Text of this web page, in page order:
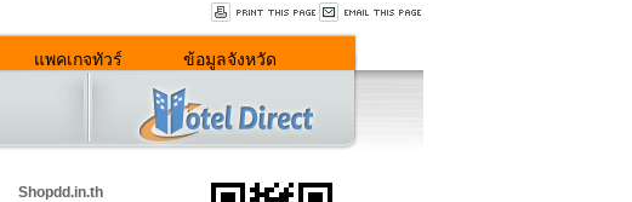
แพคเกจทัวร์ ข้อมูลจังหวัด
Shopdd.in.th